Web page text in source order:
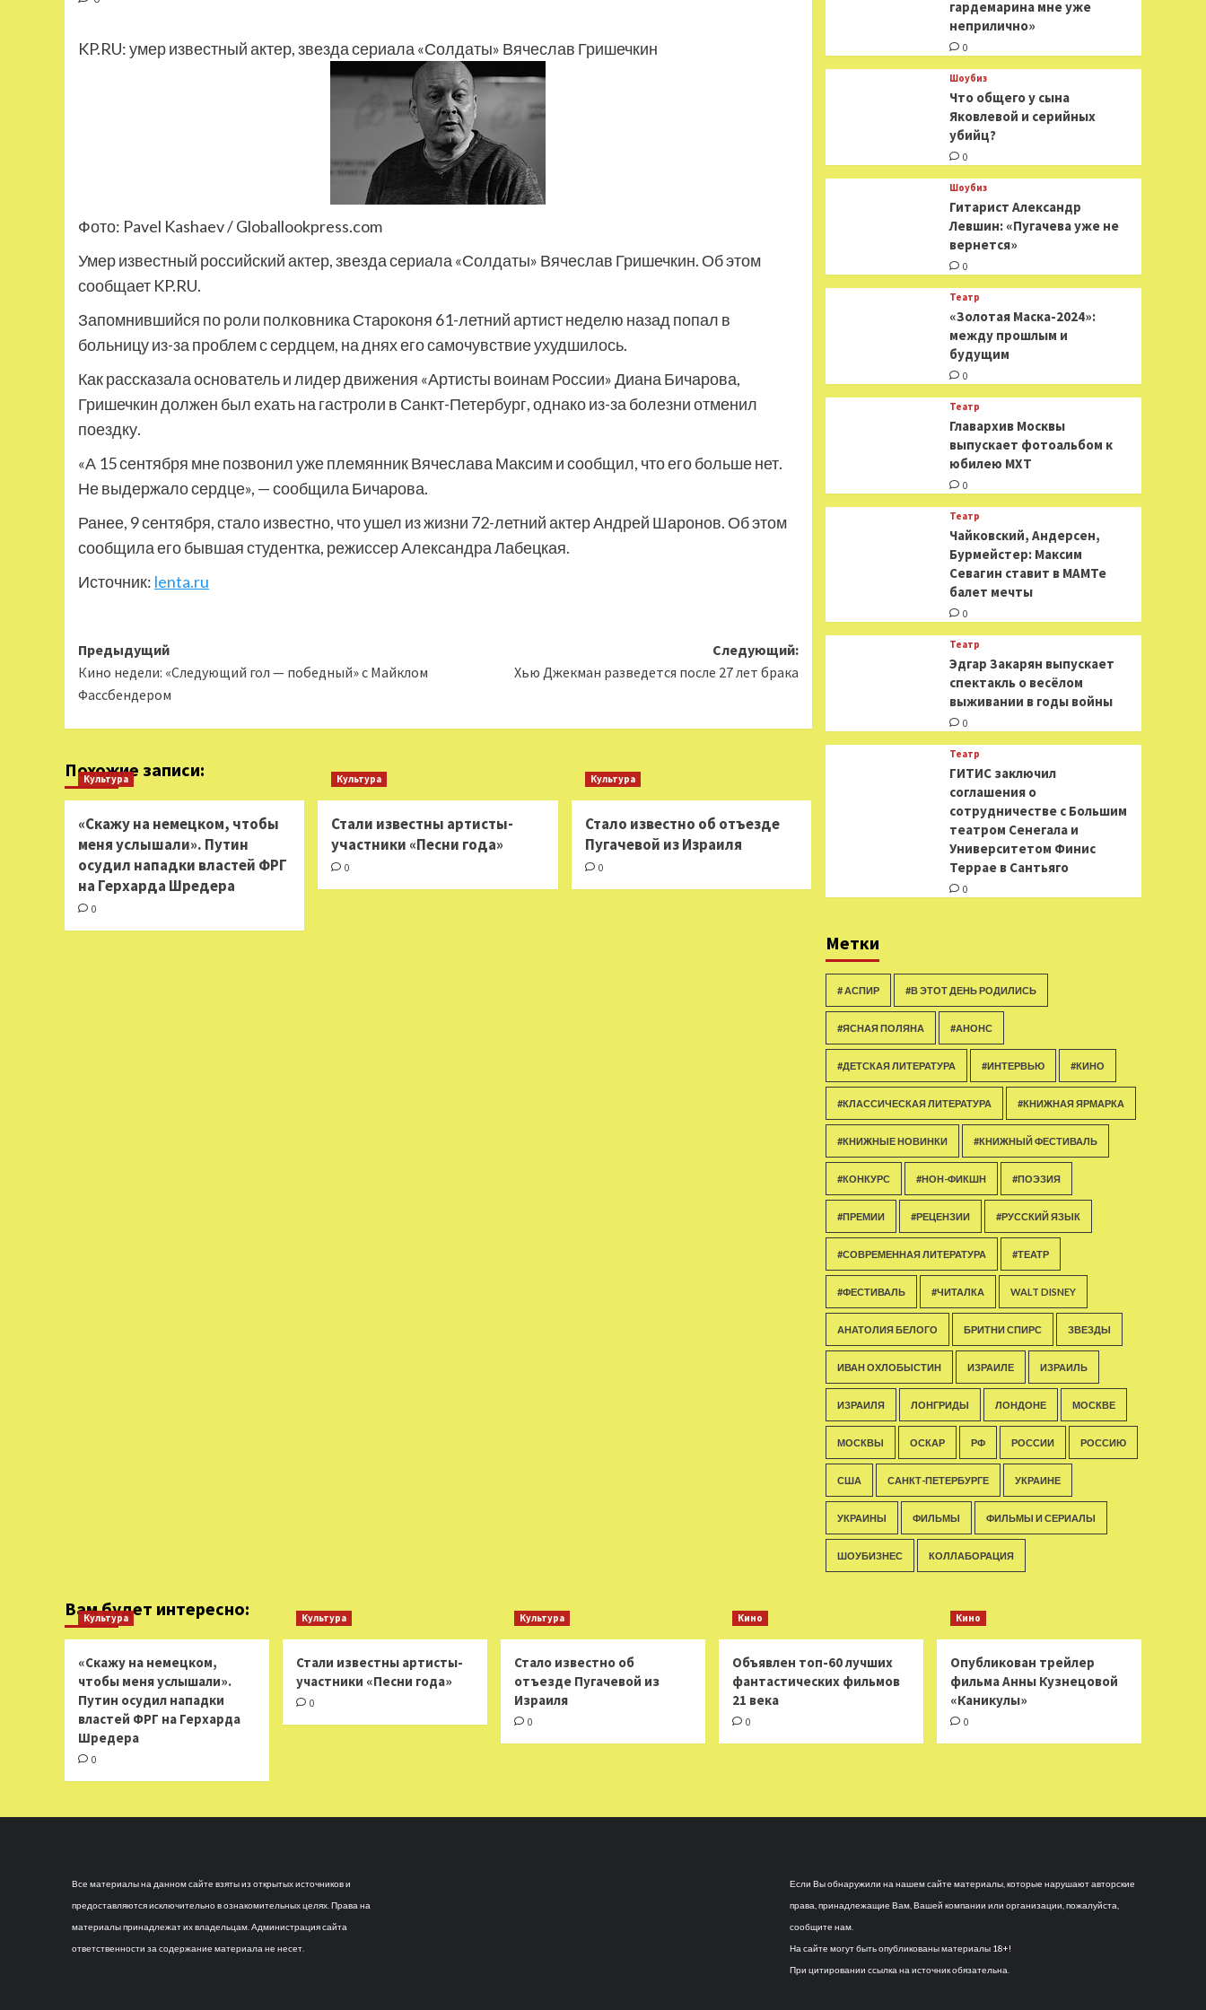
KP.RU: умер известный актер, звезда сериала «Солдаты» Вячеслав Гришечкин
Фото: Pavel Kashaev / Globallookpress.com
Умер известный российский актер, звезда сериала «Солдаты» Вячеслав Гришечкин. Об этом
сообщает KP.RU.
Запомнившийся по роли полковника Староконя 61-летний артист неделю назад попал в
больницу из-за проблем с сердцем, на днях его самочувствие ухудшилось.
Как рассказала основатель и лидер движения «Артисты воинам России» Диана Бичарова,
Гришечкин должен был ехать на гастроли в Санкт-Петербург, однако из-за болезни отменил
поездку.
«А 15 сентября мне позвонил уже племянник Вячеслава Максим и сообщил, что его больше нет.
Не выдержало сердце», — сообщила Бичарова.
Ранее, 9 сентября, стало известно, что ушел из жизни 72-летний актер Андрей Шаронов. Об этом
сообщила его бывшая студентка, режиссер Александра Лабецкая.
Источник: lenta.ru
Навигация
записи
Предыдущий
Кино недели: «Следующий гол — победный» с Майклом
Фассбендером
Следующий:
Хью Джекман разведется после 27 лет брака
Похожие записи:
Культура
«Скажу на немецком, чтобы
меня услышали». Путин
осудил нападки властей ФРГ
на Герхарда Шредера
0
Культура
Стали известны артисты-
участники «Песни года»
0
Культура
Стало известно об отъезде
Пугачевой из Израиля
0
гардемарина мне уже
неприлично»
0
Шоубиз
Что общего у сына
Яковлевой и серийных
убийц?
0
Шоубиз
Гитарист Александр
Левшин: «Пугачева уже не
вернется»
0
Театр
«Золотая Маска-2024»:
между прошлым и
будущим
0
Театр
​​Главархив Москвы
выпускает фотоальбом к
юбилею МХТ
0
Театр
​​Чайковский, Андерсен,
Бурмейстер: Максим
Севагин ставит в МАМТе
балет мечты
0
Театр
Эдгар Закарян выпускает
спектакль о весёлом
выживании в годы войны
0
Театр
ГИТИС заключил
соглашения о
сотрудничестве с Большим
театром Сенегала и
Университетом Финис
Террае в Сантьяго
0
Метки
# АСПИР #В ЭТОТ ДЕНЬ РОДИЛИСЬ
#ЯСНАЯ ПОЛЯНА #АНОНС
#ДЕТСКАЯ ЛИТЕРАТУРА #ИНТЕРВЬЮ #КИНО
#КЛАССИЧЕСКАЯ ЛИТЕРАТУРА #КНИЖНАЯ ЯРМАРКА
#КНИЖНЫЕ НОВИНКИ #КНИЖНЫЙ ФЕСТИВАЛЬ
#КОНКУРС #НОН-ФИКШН #ПОЭЗИЯ
#ПРЕМИИ #РЕЦЕНЗИИ #РУССКИЙ ЯЗЫК
#СОВРЕМЕННАЯ ЛИТЕРАТУРА #ТЕАТР
#ФЕСТИВАЛЬ #ЧИТАЛКА WALT DISNEY
АНАТОЛИЯ БЕЛОГО БРИТНИ СПИРС ЗВЕЗДЫ
ИВАН ОХЛОБЫСТИН ИЗРАИЛЕ ИЗРАИЛЬ
ИЗРАИЛЯ ЛОНГРИДЫ ЛОНДОНЕ МОСКВЕ
МОСКВЫ ОСКАР РФ РОССИИ РОССИЮ
США САНКТ-ПЕТЕРБУРГЕ УКРАИНЕ
УКРАИНЫ ФИЛЬМЫ ФИЛЬМЫ И СЕРИАЛЫ
ШОУБИЗНЕС КОЛЛАБОРАЦИЯ
Вам будет интересно:
Культура
«Скажу на немецком,
чтобы меня услышали».
Путин осудил нападки
властей ФРГ на Герхарда
Шредера
0
Культура
Стали известны артисты-
участники «Песни года»
0
Культура
Стало известно об
отъезде Пугачевой из
Израиля
0
Кино
Объявлен топ-60 лучших
фантастических фильмов
21 века
0
Кино
Опубликован трейлер
фильма Анны Кузнецовой
«Каникулы»
0
Все материалы на данном сайте взяты из открытых источников и
предоставляются исключительно в ознакомительных целях. Права на
материалы принадлежат их владельцам. Администрация сайта
ответственности за содержание материала не несет.
Если Вы обнаружили на нашем сайте материалы, которые нарушают авторские
права, принадлежащие Вам, Вашей компании или организации, пожалуйста,
сообщите нам.
На сайте могут быть опубликованы материалы 18+!
При цитировании ссылка на источник обязательна.